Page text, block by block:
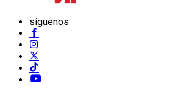
síguenos